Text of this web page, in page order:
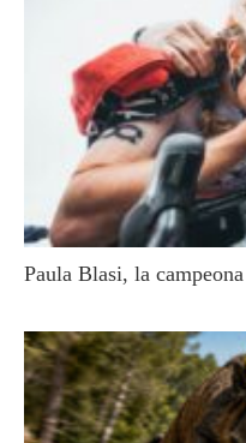
Paula Blasi, la